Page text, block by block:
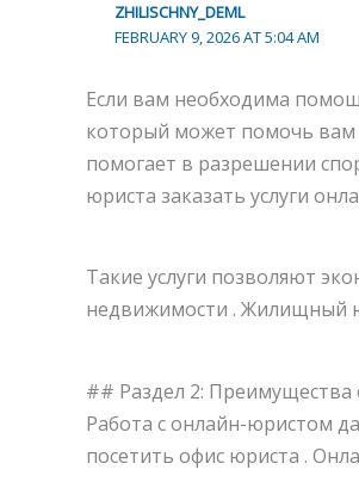
ZHILISCHNY_DEML
FEBRUARY 9, 2026 AT 5:04 AM
Если вам необходима
который может помочь вам
помогает в разрешении
юриста заказать услуги
Такие услуги позволяют
недвижимости . Жилищный
## Раздел 2:
Работа с онлайн-юристом
посетить офис юриста .